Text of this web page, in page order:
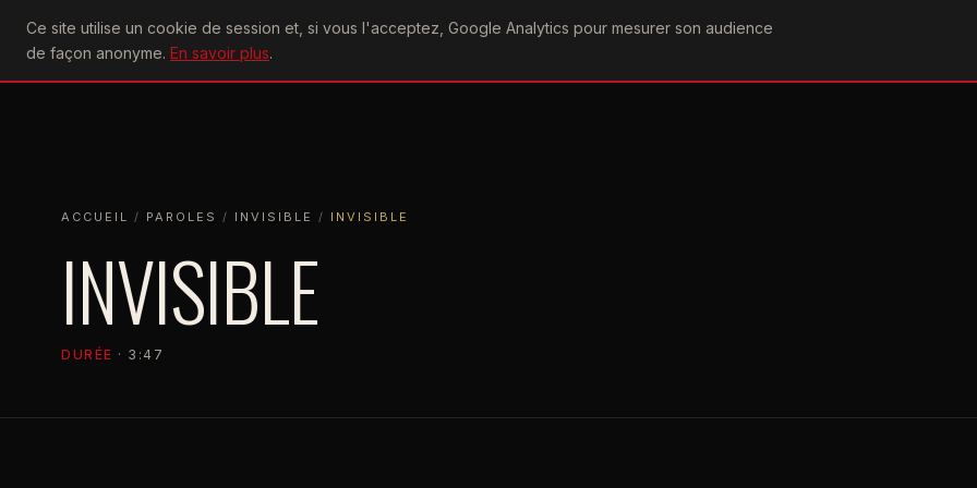
Ce site utilise un cookie de session et, si vous l'acceptez, Google Analytics pour mesurer son audience
de façon anonyme. En savoir plus.
U2achtung
ACCUEIL
ACTU CONCERTS DISCOGRAPHIEPAROLESVIDÉOGRAPHIEFORUMS
ACCUEIL / PAROLES / INVISIBLE / INVISIBLE
INVISIBLE
DURÉE · 3:47